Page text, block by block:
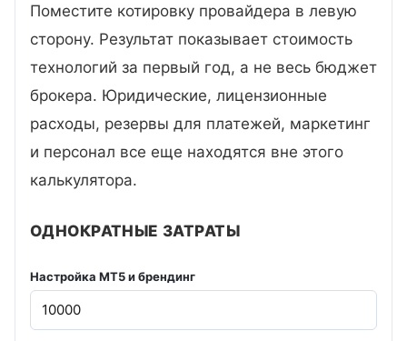
Поместите котировку провайдера в левую
сторону. Результат показывает стоимость
технологий за первый год, а не весь бюджет
брокера. Юридические, лицензионные
расходы, резервы для платежей, маркетинг
и персонал все еще находятся вне этого
калькулятора.
ОДНОКРАТНЫЕ ЗАТРАТЫ
Настройка MT5 и брендинг